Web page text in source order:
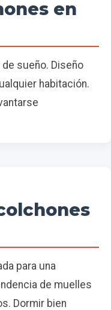
en
sueño. Diseño
habitación.
para una
de muelles
Dormir bien